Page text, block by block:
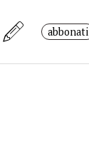
abbonati